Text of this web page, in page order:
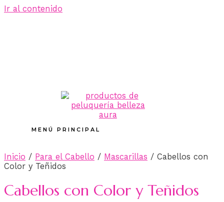
Ir al contenido
MENÚ PRINCIPAL
Inicio / Para el Cabello / Mascarillas / Cabellos con
Color y Teñidos
Cabellos con Color y Teñidos